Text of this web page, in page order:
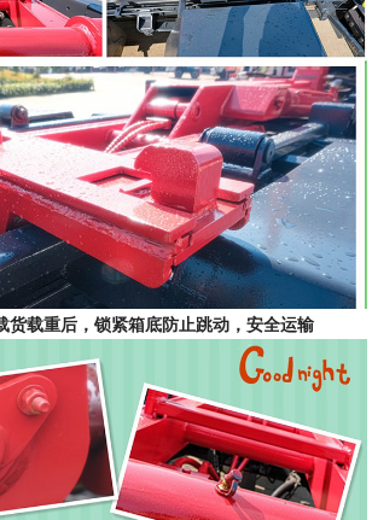
货载重后，锁紧箱底防止跳动，安全运输